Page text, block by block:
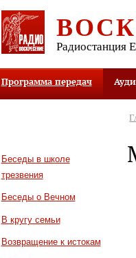
Радиостанция
Программа передач
Беседы в школе
трезвения
Беседы о Вечном
В кругу семьи
Возвращение к истокам